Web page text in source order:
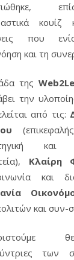
κουίζ
που
και τη
της
την
από τις:
και
Κλαίρη
και
και συν-
των